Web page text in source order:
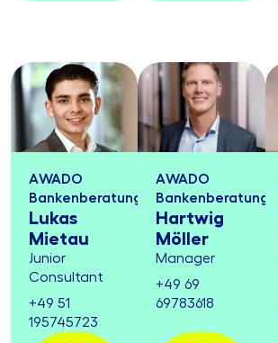
AWADO
Bankenberatung
Lukas
Mietau
Junior
Consultant
+49 51
195745723
AWADO
Bankenberatung
Hartwig
Möller
Manager
+49 69
69783618